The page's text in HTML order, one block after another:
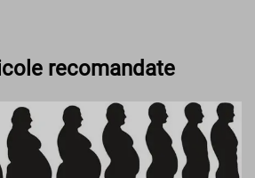
recomandate